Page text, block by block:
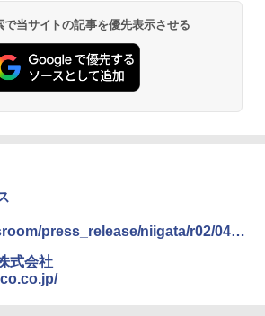
球の歩き方 スター・ウォーズ
￥2,695
キア 2026～2027 地球の歩き方A ヨーロッ
PYKES PEAK (パイクスピーク) 着替えテン
ト プライバシー テント 【中が透けない】 1
人用 折りたたみ 防災グッズ 災害用トイレ ビ
トイレテント (ブラック)
BASE 《めざましテレビで紹介》
5,999
バンドック)ソロ ドーム 1 EX BDK
レーム ドーム型 テント
￥14,800
き ヒグマ・イノシシ対策 自治体・教育機
災用品 長期保存可能 緊急時用 日本国内発
3,680
当サイトの記事を優先表示させる
press_release/niigata/r02/041
式会社